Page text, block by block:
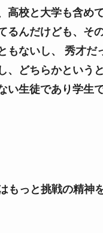
高校と大学も含め
るんだけども、そ
もないし、 秀才だ
、どちらかという
い生徒であり学生
もっと挑戦の精神